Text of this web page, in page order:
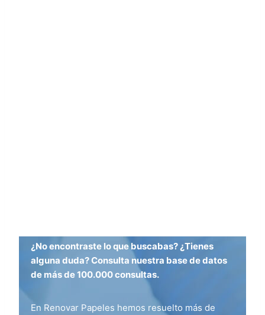
¿No encontraste lo que buscabas? ¿Tienes
alguna duda? Consulta nuestra base de datos
de más de 100.000 consultas.
En Renovar Papeles hemos resuelto más de